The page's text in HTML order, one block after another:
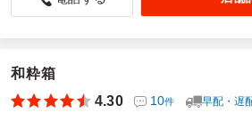
達時間は1時間くらいの幅があります
弁当の味は問題なく、今回もボリュー
キッチンひまわりさんを3回目の利用で
和粋箱
4.30
10件 早配・遅